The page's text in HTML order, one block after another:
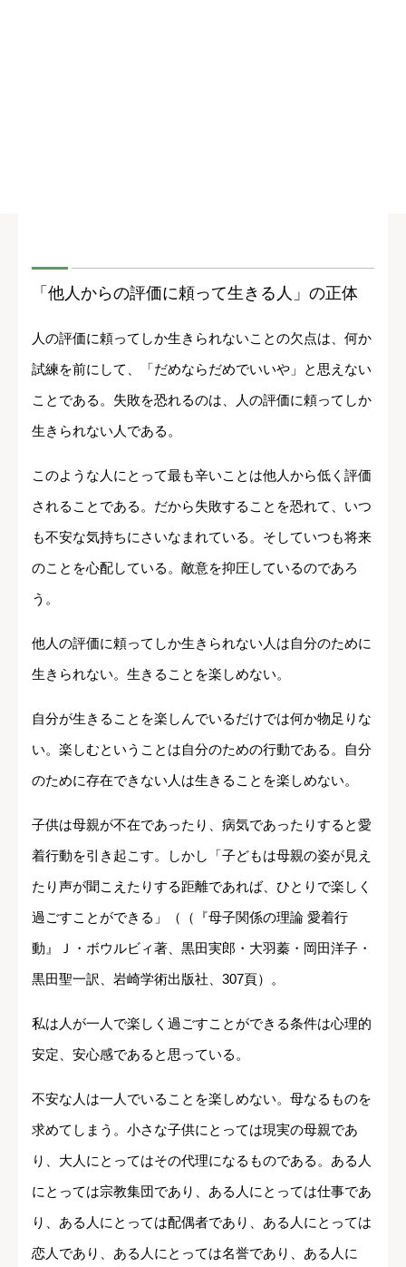
「他人からの評価に頼って生きる人」の正体
人の評価に頼ってしか生きられないことの欠点は、何か
試練を前にして、「だめならだめでいいや」と思えない
ことである。失敗を恐れるのは、人の評価に頼ってしか
生きられない人である。
このような人にとって最も辛いことは他人から低く評価
されることである。だから失敗することを恐れて、いつ
も不安な気持ちにさいなまれている。そしていつも将来
のことを心配している。敵意を抑圧しているのであろ
う。
他人の評価に頼ってしか生きられない人は自分のために
生きられない。生きることを楽しめない。
自分が生きることを楽しんでいるだけでは何か物足りな
い。楽しむということは自分のための行動である。自分
のために存在できない人は生きることを楽しめない。
子供は母親が不在であったり、病気であったりすると愛
着行動を引き起こす。しかし「子どもは母親の姿が見え
たり声が聞こえたりする距離であれば、ひとりで楽しく
過ごすことができる」（（『母子関係の理論 愛着行
動』Ｊ・ボウルビィ著、黒田実郎・大羽蓁・岡田洋子・
黒田聖一訳、岩崎学術出版社、307頁）。
私は人が一人で楽しく過ごすことができる条件は心理的
安定、安心感であると思っている。
不安な人は一人でいることを楽しめない。母なるものを
求めてしまう。小さな子供にとっては現実の母親であ
り、大人にとってはその代理になるものである。ある人
にとっては宗教集団であり、ある人にとっては仕事であ
り、ある人にとっては配偶者であり、ある人にとっては
恋人であり、ある人にとっては名誉であり、ある人に